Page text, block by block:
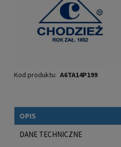
Kod produktu: A6TA14P199
OPIS
DANE TECHNICZNE